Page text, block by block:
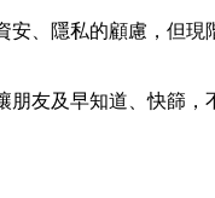
、隱私的顧慮，但
友及早知道、快篩